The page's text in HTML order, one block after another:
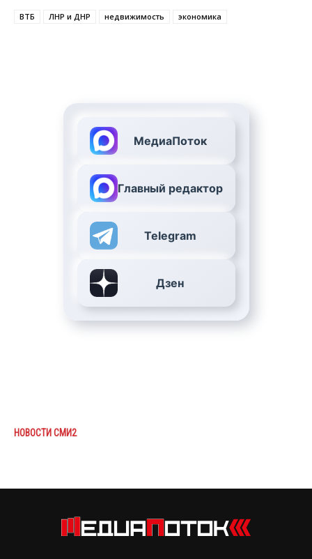
ВТБ ЛНР и ДНР недвижимость экономика
МедиаПоток
Главный редактор
Telegram
Дзен
НОВОСТИ СМИ2